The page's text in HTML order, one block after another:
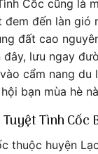
Cốc cũng là
đem đến làn gió
đất cao
lưu ngay
cẩm nang du
bạn mùa hè
Tình Cốc
thuộc huyện